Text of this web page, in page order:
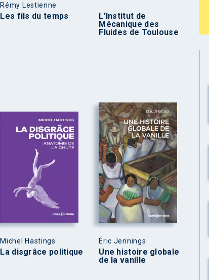
Rémy Lestienne
Les fils du temps
L’Institut de
Mécanique des
Fluides de Toulouse
Michel Hastings
La disgrâce politique
Éric Jennings
Une histoire globale
de la vanille